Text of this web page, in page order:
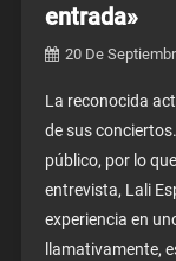
entrada»
20 De
La reconocida
de sus
público, por lo
entrevista, Lali
experiencia en
llamativamente,